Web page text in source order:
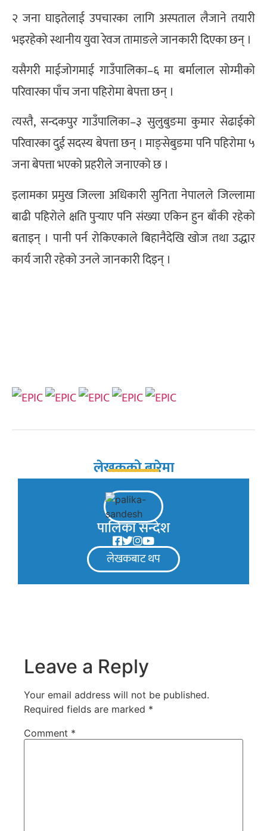
२ जना घाइतेलाई उपचारका लागि अस्पताल लैजाने तयारी
भइरहेको स्थानीय युवा रेवज तामाङले जानकारी दिएका छन् ।
यसैगरी माईजोगमाई गाउँपालिका–६ मा बर्मालाल सोग्मीको
परिवारका पाँच जना पहिरोमा बेपत्ता छन् ।
त्यस्तै, सन्दकपुर गाउँपालिका–३ सुलुबुङमा कुमार सेढाईको
परिवारका दुई सदस्य बेपत्ता छन् । माङ्सेबुङमा पनि पहिरोमा ५
जना बेपत्ता भएको प्रहरीले जनाएको छ ।
इलामका प्रमुख जिल्ला अधिकारी सुनिता नेपालले जिल्लामा
बाढी पहिरोले क्षति पुर्‍याए पनि संख्या एकिन हुन बाँकी रहेको
बताइन् । पानी पर्न रोकिएकाले बिहानैदेखि खोज तथा उद्धार
कार्य जारी रहेको उनले जानकारी दिइन् ।
लेखकको बारेमा
पालिका सन्देश
लेखकबाट थप
Leave a Reply
Your email address will not be published.
Required fields are marked *
Comment *